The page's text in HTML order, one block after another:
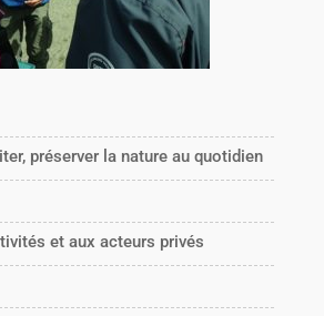
préserver la nature au quotidien
et aux acteurs privés